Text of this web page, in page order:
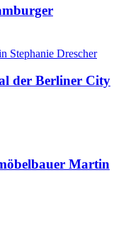
der Berliner City
Martin